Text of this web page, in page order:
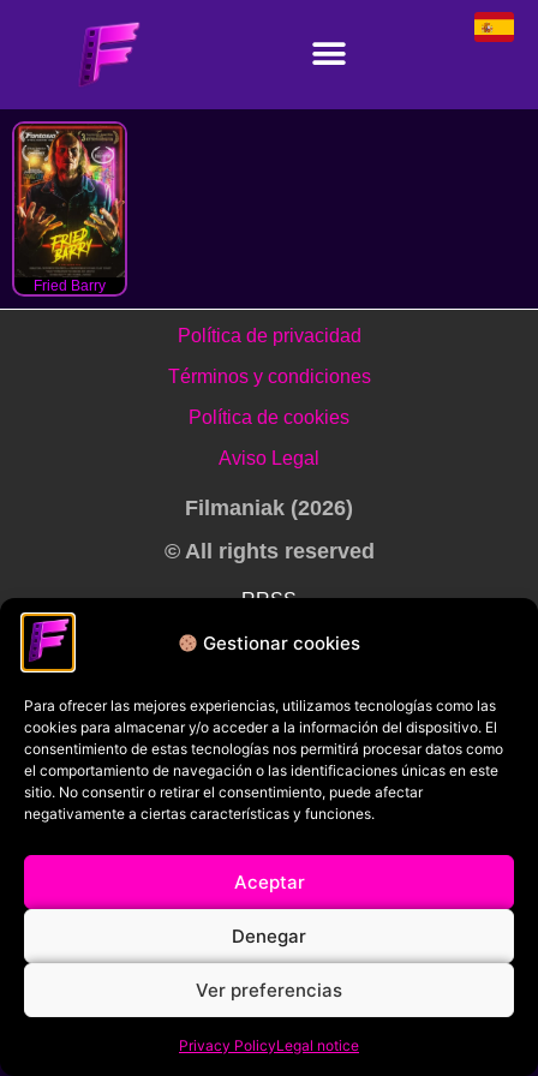
Gestionar cookies
Para ofrecer las mejores experiencias, utilizamos tecnologías como las
cookies para almacenar y/o acceder a la información del dispositivo. El
consentimiento de estas tecnologías nos permitirá procesar datos como
el comportamiento de navegación o las identificaciones únicas en este
sitio. No consentir o retirar el consentimiento, puede afectar
negativamente a ciertas características y funciones.
Aceptar
Denegar
Ver preferencias
Privacy PolicyLegal notice
Fried Barry
Política de privacidad
Términos y condiciones
Política de cookies
Aviso Legal
Filmaniak (2026)
© All rights reserved
RRSS